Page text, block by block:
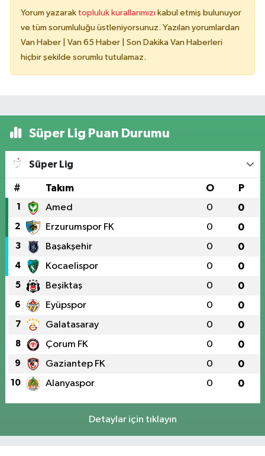
Yorum yazarak topluluk kurallarımızı kabul etmiş bulunuyor
ve tüm sorumluluğu üstleniyorsunuz. Yazılan yorumlardan
Van Haber | Van 65 Haber | Son Dakika Van Haberleri
hiçbir şekilde sorumlu tutulamaz.
Süper Lig Puan Durumu
Süper Lig
# Takım O P
1 Amed 0 0
2 Erzurumspor FK 0 0
3 Başakşehir 0 0
4 Kocaelispor 0 0
5 Beşiktaş 0 0
6 Eyüpspor 0 0
7 Galatasaray 0 0
8 Çorum FK 0 0
9 Gaziantep FK 0 0
10 Alanyaspor 0 0
Detaylar için tıklayın